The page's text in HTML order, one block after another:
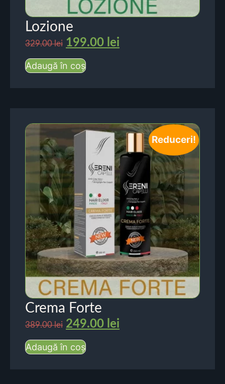
Lozione
329.00lei 199.00 lei
Adaugă în coș
Reduceri!
Crema Forte
389.00lei 249.00 lei
Adaugă în coș